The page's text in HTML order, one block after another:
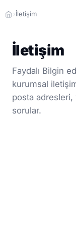
›İletişim
İletişim
Faydalı Bilgin
kurumsal
posta adresleri,
sorular.